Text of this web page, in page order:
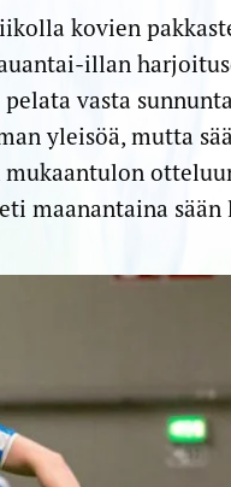
kovien
illan
vasta
yleisöä, mutta
maanantaina sään